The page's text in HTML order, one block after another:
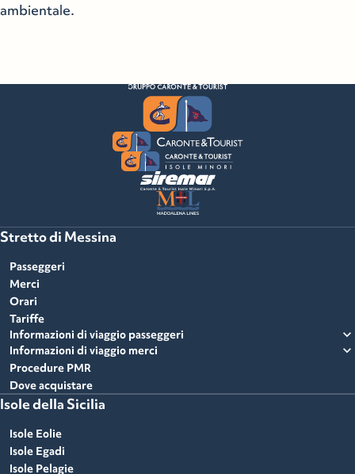
ambientale.
Stretto di Messina
Passeggeri
Merci
Orari
Tariffe
Informazioni di viaggio passeggeri
expand_more
Informazioni di viaggio merci expand_more
Procedure PMR
Dove acquistare
Isole della Sicilia
Isole Eolie
Isole Egadi
Isole Pelagie